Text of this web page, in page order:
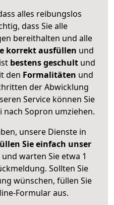
alles reibungslos
dass Sie alle
bereithalten und alle
korrekt ausfüllen und
bestens geschult und
den Formalitäten und
der Abwicklung
Service können Sie
Sopron umziehen.
unsere Dienste in
Sie einfach unser
und warten Sie etwa 1
Sollten Sie
wünschen, füllen Sie
Formular aus.